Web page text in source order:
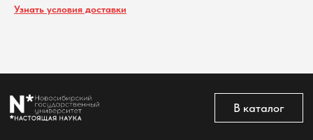
Узнать условия доставки